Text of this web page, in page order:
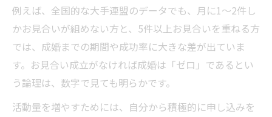
例えば、全国的な大手連盟のデータでも、月に1〜2件し
かお見合いが組めない方と、5件以上お見合いを重ねる方
では、成婚までの期間や成功率に大きな差が出ていま
す。お見合い成立がなければ成婚は「ゼロ」であるとい
う論理は、数字で見ても明らかです。
活動量を増やすためには、自分から積極的に申し込みを